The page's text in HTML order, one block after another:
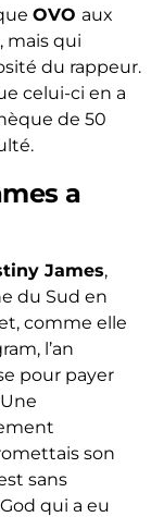
OVO aux
mais qui
du rappeur.
celui-ci en a
de 50
a
James,
du Sud en
comme elle
l’an
pour payer
son
sans
qui a eu